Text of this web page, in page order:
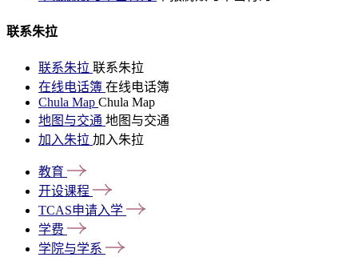
联系朱拉
联系朱拉 联系朱拉
在线电话簿 在线电话簿
Chula Map Chula Map
地图与交通 地图与交通
加入朱拉 加入朱拉
教育
开设课程
TCAS申请入学
学费
学院与学系